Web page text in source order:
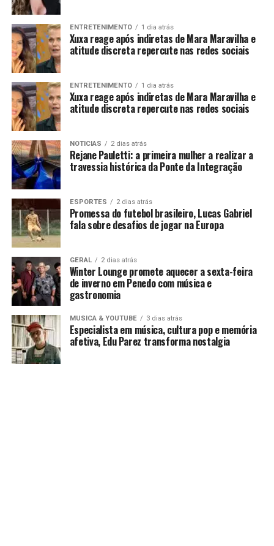
ENTRETENIMENTO 1 dia atrás
Xuxa reage após indiretas de Mara Maravilha e
atitude discreta repercute nas redes sociais
ENTRETENIMENTO 1 dia atrás
Xuxa reage após indiretas de Mara Maravilha e
atitude discreta repercute nas redes sociais
NOTICIAS 2 dias atrás
Rejane Pauletti: a primeira mulher a realizar a
travessia histórica da Ponte da Integração
ESPORTES 2 dias atrás
Promessa do futebol brasileiro, Lucas Gabriel
fala sobre desafios de jogar na Europa
GERAL 2 dias atrás
Winter Lounge promete aquecer a sexta-feira
de inverno em Penedo com música e
gastronomia
MUSICA & YOUTUBE 3 dias atrás
Especialista em música, cultura pop e memória
afetiva, Edu Parez transforma nostalgia